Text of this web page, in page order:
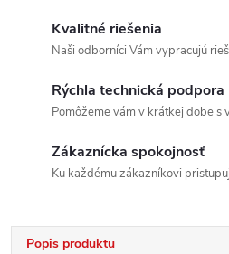
Kvalitné riešenia
Naši odborníci Vám vypracujú
Rýchla technická podpora
Pomôžeme vám v krátkej dobe s
Zákaznícka spokojnosť
Ku každému zákazníkovi
Popis produktu